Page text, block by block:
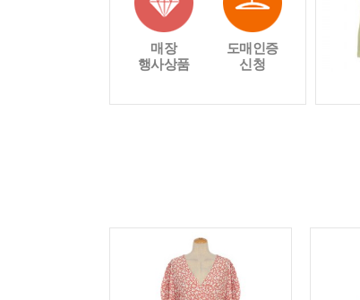
매장
행사상품
도매인증
신청